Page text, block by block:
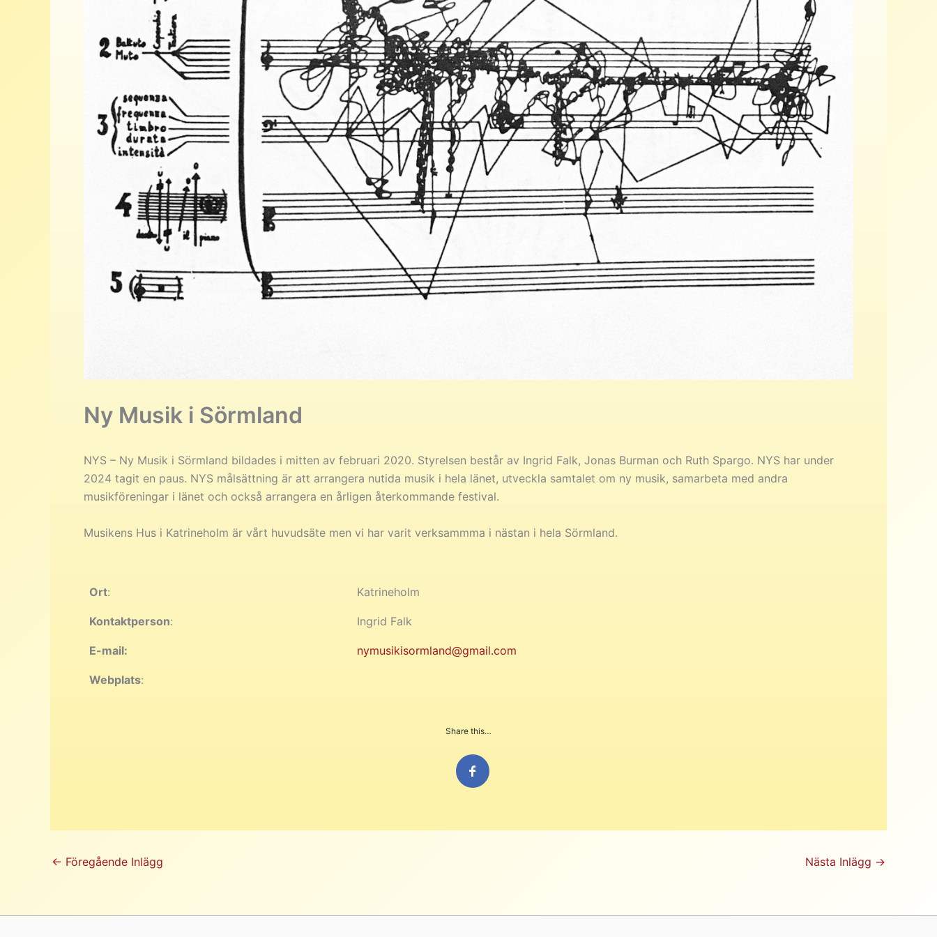
Ny Musik i Sörmland
NYS – Ny Musik i Sörmland bildades i mitten av februari 2020. Styrelsen består av Ingrid Falk, Jonas Burman och Ruth Spargo. NYS har under
2024 tagit en paus. NYS målsättning är att arrangera nutida musik i hela länet, utveckla samtalet om ny musik, samarbeta med andra
musikföreningar i länet och också arrangera en årligen återkommande festival.
Musikens Hus i Katrineholm är vårt huvudsäte men vi har varit verksammma i nästan i hela Sörmland.
Ort: Katrineholm
Kontaktperson: Ingrid Falk
E-mail: nymusikisormland@gmail.com
Webplats:
Share this…
← Föregående Inlägg Nästa Inlägg →